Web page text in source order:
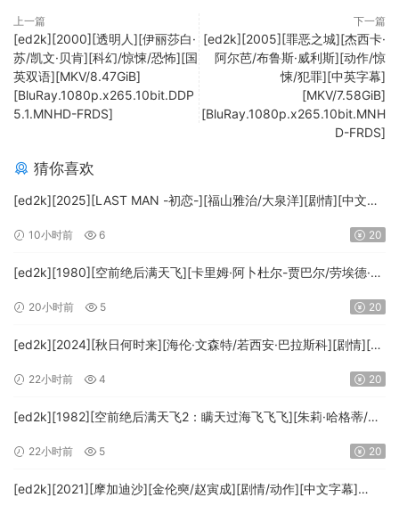
上一篇
[ed2k][2000][透明人][伊丽莎白·
苏/凯文·贝肯][科幻/惊悚/恐怖][国
英双语][MKV/8.47GiB]
[BluRay.1080p.x265.10bit.DDP
5.1.MNHD-FRDS]
下一篇
[ed2k][2005][罪恶之城][杰西卡·
阿尔芭/布鲁斯·威利斯][动作/惊
悚/犯罪][中英字幕]
[MKV/7.58GiB]
[BluRay.1080p.x265.10bit.MNH
D-FRDS]
猜你喜欢
[ed2k][2025][LAST MAN -初恋-][福山雅治/大泉洋][剧情][中文字
10小时前 6 20
[ed2k][1980][空前绝后满天飞][卡里姆·阿卜杜尔-贾巴尔/劳埃德·布
HD.MA5.1.x265.10bit-BeiTai]
20小时前 5 20
[ed2k][2024][秋日何时来][海伦·文森特/若西安·巴拉斯科][剧情][中
FRDS]
22小时前 4 20
[ed2k][1982][空前绝后满天飞2：瞒天过海飞飞飞][朱莉·哈格蒂/罗
[1080p.BluRay.x264.DTS-WiKi]
22小时前 5 20
[ed2k][2021][摩加迪沙][金伦奭/赵寅成][剧情/动作][中文字幕]